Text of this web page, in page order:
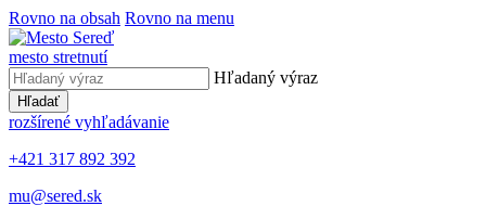
Rovno na obsah Rovno na menu
mesto stretnutí
Hľadaný výraz
Hľadať
rozšírené vyhľadávanie
+421 317 892 392
mu@sered.sk